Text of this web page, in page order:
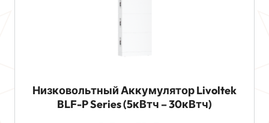
Низковольтный Аккумулятор Livoltek
BLF-P Series (5кВтч – 30кВтч)